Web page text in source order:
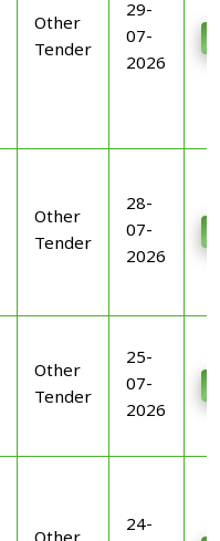
Other
Tender
29-
07-
2026
Other
Tender
28-
07-
2026
Other
Tender
25-
07-
2026
24-